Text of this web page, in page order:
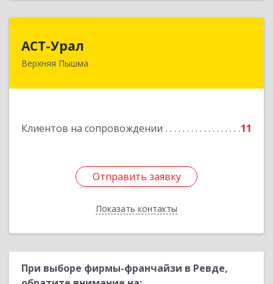
АСТ-Урал
Верхняя Пышма
Клиентов на сопровождении 11
Отправить заявку
Показать контакты
624090, Свердловская обл, Верхняя Пышма г,
Отправить заявку
Назад
При выборе фирмы-франчайзи в Ревде,